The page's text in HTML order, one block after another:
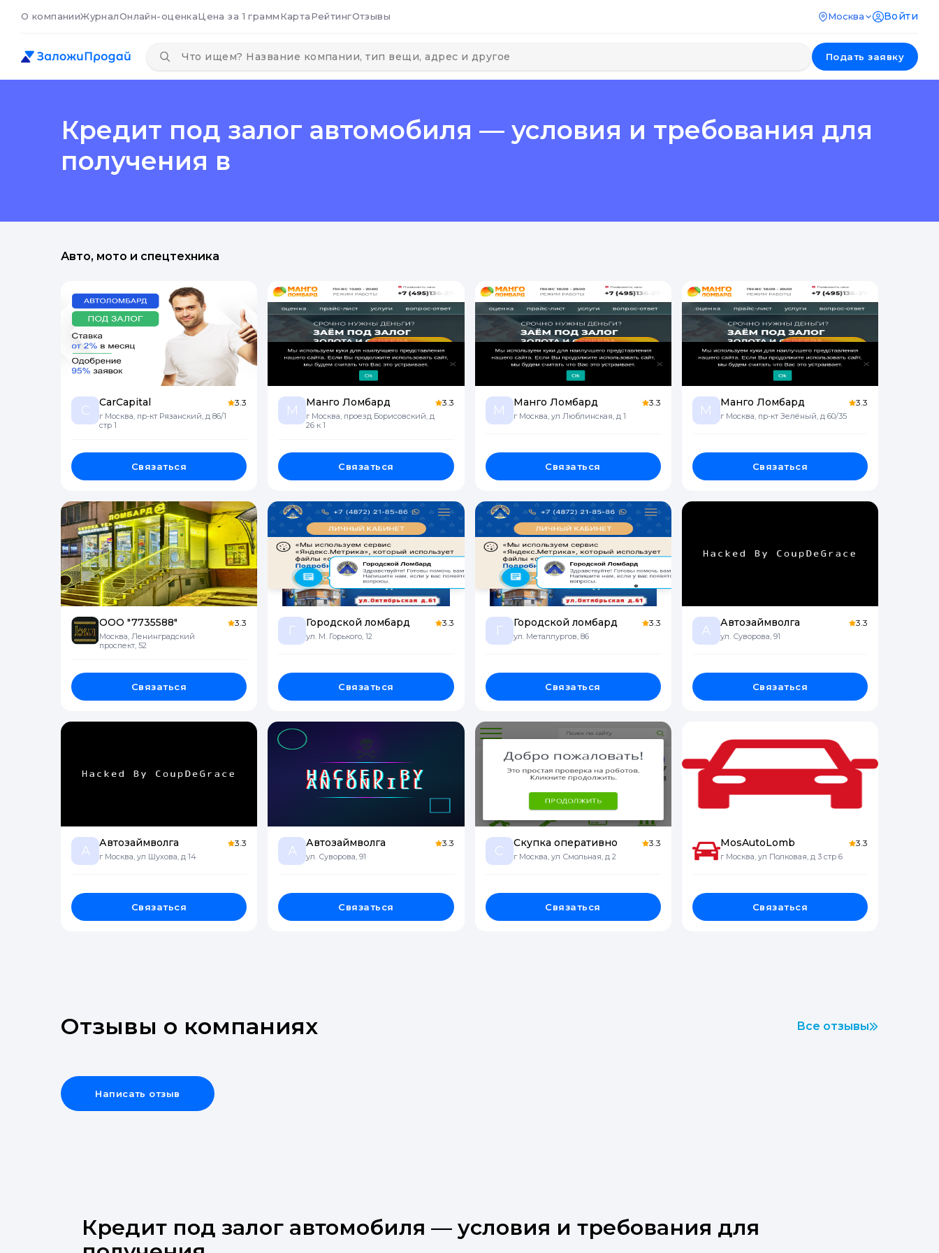
О компанииЖурналОнлайн-оценкаЦена за 1 граммКартаРейтингОтзывы Москва Войти
Подать заявку
Кредит под залог автомобиля — условия и требования для
получения в
Авто, мото и спецтехника
C
CarCapital
г Москва, пр-кт Рязанский, д 86/1
стр 1
3.3
Связаться
М
Манго Ломбард
г Москва, проезд Борисовский, д
26 к 1
3.3
Связаться
М
Манго Ломбард
г Москва, ул Люблинская, д 1
3.3
Связаться
М
Манго Ломбард
г Москва, пр-кт Зелёный, д 60/35
3.3
Связаться
ООО "7735588"
Москва, Ленинградский
проспект, 52
3.3
Связаться
Г
Городской ломбард
ул. М. Горького, 12
3.3
Связаться
Г
Городской ломбард
ул. Металлургов, 86
3.3
Связаться
А
Автозаймволга
ул. Суворова, 91
3.3
Связаться
А
Автозаймволга
г Москва, ул Шухова, д 14
3.3
Связаться
А
Автозаймволга
ул. Суворова, 91
3.3
Связаться
С
Скупка оперативно
г Москва, ул Смольная, д 2
3.3
Связаться
MosAutoLomb
г Москва, ул Полковая, д 3 стр 6
3.3
Связаться
Отзывы о компаниях Все отзывы
Написать отзыв
Кредит под залог автомобиля — условия и требования для